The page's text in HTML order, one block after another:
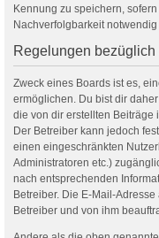
Kennung zu speichern,
Nachverfolgbarkeit notwendig
Regelungen
Zweck eines Boards ist es,
ermöglichen. Du bist dir
die von dir erstellten Beiträge
Der Betreiber kann jedoch
einen eingeschränkten
Administratoren etc.)
nach entsprechenden
Betreiber. Die E-Mail-
Betreiber und von ihm